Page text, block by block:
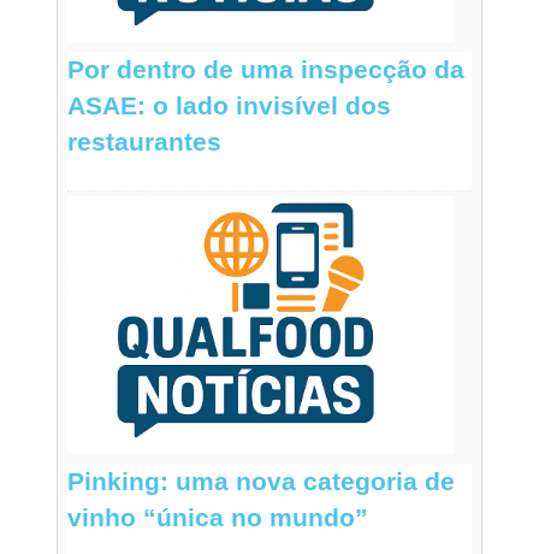
Por dentro de uma inspecção da
ASAE: o lado invisível dos
restaurantes
Pinking: uma nova categoria de
vinho “única no mundo”